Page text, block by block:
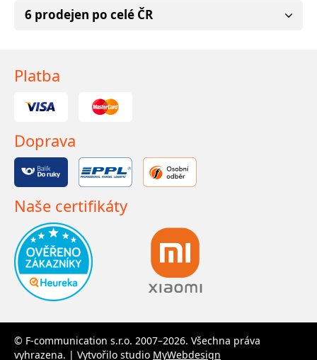
6 prodejen po celé ČR
Platba
Doprava
Naše certifikáty
© F-communication s.r.o. 2007–2026. Všechna práva
vyhrazena. | Vytvořilo studio MyWebdesign